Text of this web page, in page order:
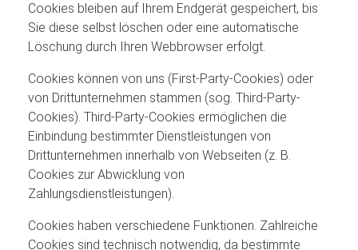
Cookies bleiben auf Ihrem Endgerät gespeichert, bis
Sie diese selbst löschen oder eine automatische
Löschung durch Ihren Webbrowser erfolgt.
Cookies können von uns (First-Party-Cookies) oder
von Drittunternehmen stammen (sog. Third-Party-
Cookies). Third-Party-Cookies ermöglichen die
Einbindung bestimmter Dienstleistungen von
Drittunternehmen innerhalb von Webseiten (z. B.
Cookies zur Abwicklung von
Zahlungsdienstleistungen).
Cookies haben verschiedene Funktionen. Zahlreiche
Cookies sind technisch notwendig, da bestimmte